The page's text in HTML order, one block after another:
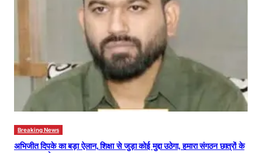
Breaking News
अभिजीत दिपके का बड़ा ऐलान, शिक्षा से जुड़ा कोई मुद्दा उठेगा, हमारा संगठन छात्रों के